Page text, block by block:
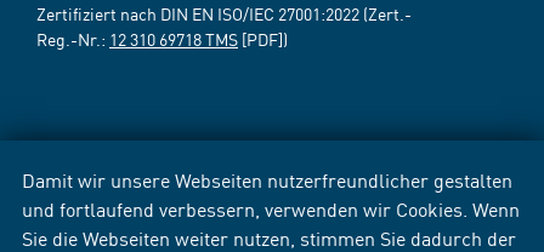
Damit wir unsere Webseiten nutzerfreundlicher gestalten
und fortlaufend verbessern, verwenden wir Cookies. Wenn
Sie die Webseiten weiter nutzen, stimmen Sie dadurch der
Zertifiziert nach DIN EN ISO/IEC 27001:2022 (Zert.-
Reg.-Nr.: 12 310 69718 TMS [PDF])